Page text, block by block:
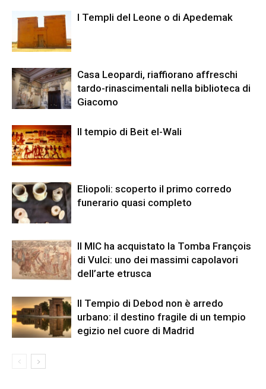
I Templi del Leone o di Apedemak
Casa Leopardi, riaffiorano affreschi
tardo-rinascimentali nella biblioteca di
Giacomo
Il tempio di Beit el-Wali
Eliopoli: scoperto il primo corredo
funerario quasi completo
Il MIC ha acquistato la Tomba François
di Vulci: uno dei massimi capolavori
dell’arte etrusca
Il Tempio di Debod non è arredo
urbano: il destino fragile di un tempio
egizio nel cuore di Madrid